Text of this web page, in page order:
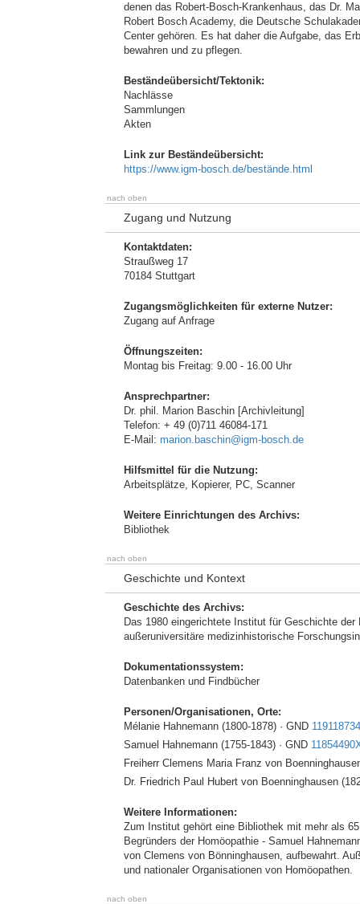
denen das Robert-Bosch-Krankenhaus, das Dr.
Robert Bosch Academy, die Deutsche
Center gehören. Es hat daher die Aufgabe, das
bewahren und zu pflegen.
Beständeübersicht/Tektonik:
Nachlässe
Sammlungen
Akten
Link zur Beständeübersicht:
https://www.igm-bosch.de/bestände.html
nach oben
Zugang und Nutzung
Kontaktdaten:
Straußweg 17
70184 Stuttgart
Zugangsmöglichkeiten für externe Nutzer:
Zugang auf Anfrage
Öffnungszeiten:
Montag bis Freitag: 9.00 - 16.00 Uhr
Ansprechpartner:
Dr. phil. Marion Baschin [Archivleitung]
Telefon: + 49 (0)711 46084-171
E-Mail: marion.baschin@igm-bosch.de
Hilfsmittel für die Nutzung:
Arbeitsplätze, Kopierer, PC, Scanner
Weitere Einrichtungen des Archivs:
Bibliothek
nach oben
Geschichte und Kontext
Geschichte des Archivs:
Das 1980 eingerichtete Institut für Geschichte
außeruniversitäre medizinhistorische
Dokumentationssystem:
Datenbanken und Findbücher
Personen/Organisationen, Orte:
Mélanie Hahnemann (1800-1878) · GND 119118734
Samuel Hahnemann (1755-1843) · GND
Freiherr Clemens Maria Franz von
Dr. Friedrich Paul Hubert von Boenninghausen
Weitere Informationen:
Zum Institut gehört eine Bibliothek mit mehr als
Begründers der Homöopathie - Samuel
von Clemens von Bönninghausen, aufbewahrt.
und nationaler Organisationen von Homöopathen.
nach oben